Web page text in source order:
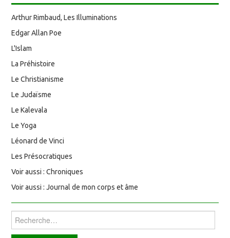
Arthur Rimbaud, Les Illuminations
Edgar Allan Poe
L'Islam
La Préhistoire
Le Christianisme
Le Judaïsme
Le Kalevala
Le Yoga
Léonard de Vinci
Les Présocratiques
Voir aussi : Chroniques
Voir aussi : Journal de mon corps et âme
Rechercher :